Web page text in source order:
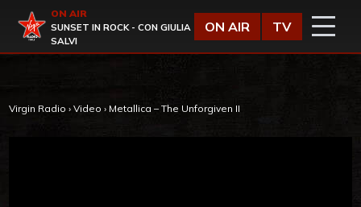
Virgin Radio
ON AIR
SUNSET IN ROCK - CON GIULIA
SALVI
ON AIR TV
Virgin Radio › Video › Metallica – The Unforgiven II